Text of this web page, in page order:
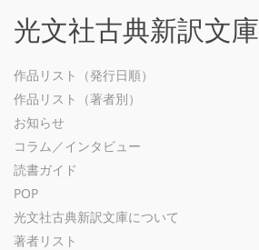
光文社古典新訳文庫
作品リスト（発行日順）
作品リスト（著者別）
お知らせ
コラム／インタビュー
読書ガイド
POP
光文社古典新訳文庫について
著者リスト